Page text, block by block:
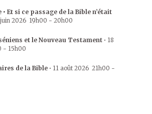
Et si ce passage de la Bible n’était
2026 19h00 - 20h00
et le Nouveau Testament • 18
- 15h00
de la Bible • 11 août 2026 21h00 -